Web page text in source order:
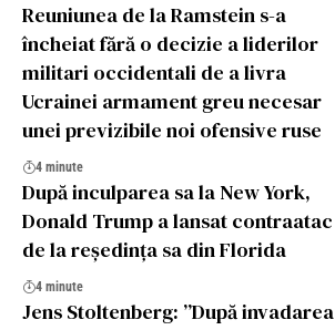
Reuniunea de la Ramstein s-a
încheiat fără o decizie a liderilor
militari occidentali de a livra
Ucrainei armament greu necesar
unei previzibile noi ofensive ruse
4 minute
După inculparea sa la New York,
Donald Trump a lansat contraatac
de la reședința sa din Florida
4 minute
Jens Stoltenberg: ”După invadarea